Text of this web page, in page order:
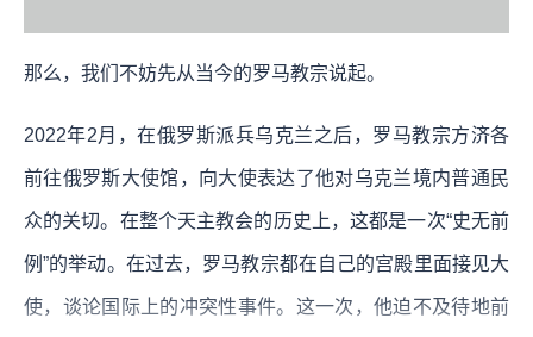
那么，我们不妨先从当今的罗马教宗说起。
2022年2月，在俄罗斯派兵乌克兰之后，罗马教宗方济各
前往俄罗斯大使馆，向大使表达了他对乌克兰境内普通民
众的关切。在整个天主教会的历史上，这都是一次“史无前
例”的举动。在过去，罗马教宗都在自己的宫殿里面接见大
使，谈论国际上的冲突性事件。这一次，他迫不及待地前